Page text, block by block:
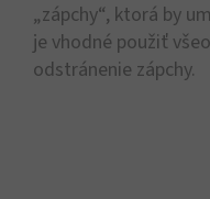
„zápchy“, ktorá by
je vhodné použiť
odstránenie zápchy.